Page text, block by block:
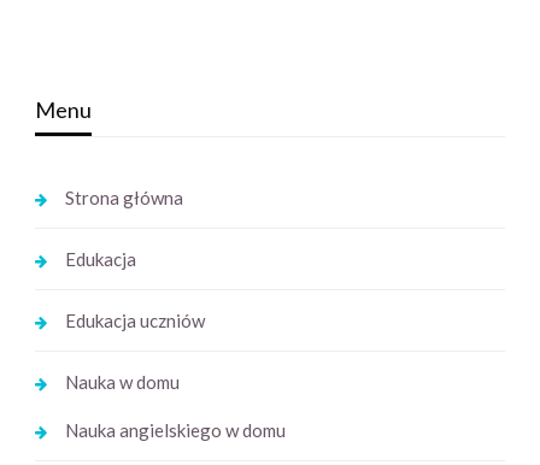
Menu
Strona główna
Edukacja
Edukacja uczniów
Nauka w domu
Nauka angielskiego w domu